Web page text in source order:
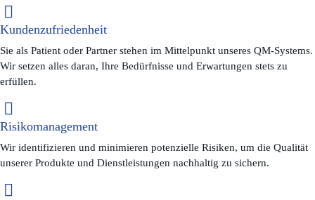
Kundenzufriedenheit
Sie als Patient oder Partner stehen im Mittelpunkt unseres QM-Systems.
Wir setzen alles daran, Ihre Bedürfnisse und Erwartungen stets zu
erfüllen.
Risikomanagement
Wir identifizieren und minimieren potenzielle Risiken, um die Qualität
unserer Produkte und Dienstleistungen nachhaltig zu sichern.